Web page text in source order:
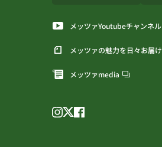
メッツァYoutubeチャンネル
メッツァの魅力を日々お届け
メッツァmedia